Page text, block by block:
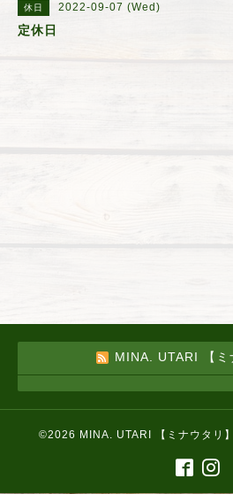
休日 2022-09-07 (Wed)
定休日
MINA. UTARI 【ミ
©2026 MINA. UTARI 【ミナウタリ】